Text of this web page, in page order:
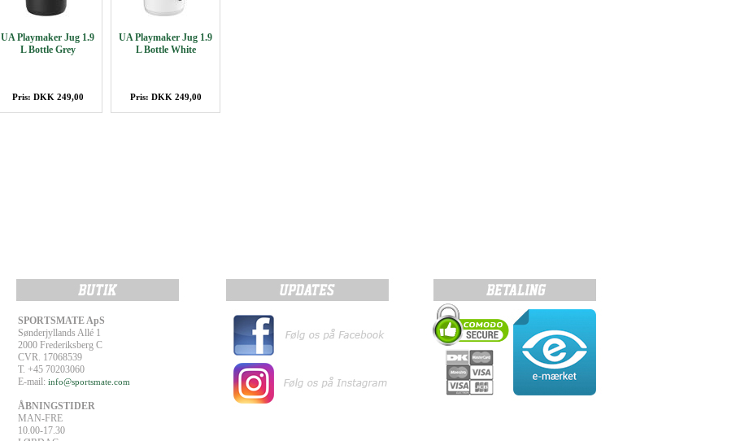
UA Playmaker Jug 1.9
L Bottle Grey
Pris: DKK 249,00
UA Playmaker Jug 1.9
L Bottle White
Pris: DKK 249,00
SPORTSMATE ApS
Sønderjyllands Allé 1
2000 Frederiksberg C
CVR. 17068539
T. +45 70203060
E-mail: info@sportsmate.com
ÅBNINGSTIDER
MAN-FRE
10.00-17.30